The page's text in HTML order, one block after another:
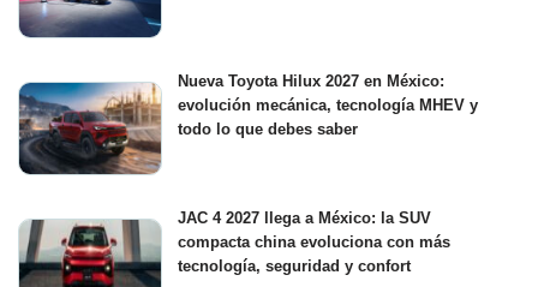
Nueva Toyota Hilux 2027 en México:
evolución mecánica, tecnología MHEV y
todo lo que debes saber
JAC 4 2027 llega a México: la SUV
compacta china evoluciona con más
tecnología, seguridad y confort